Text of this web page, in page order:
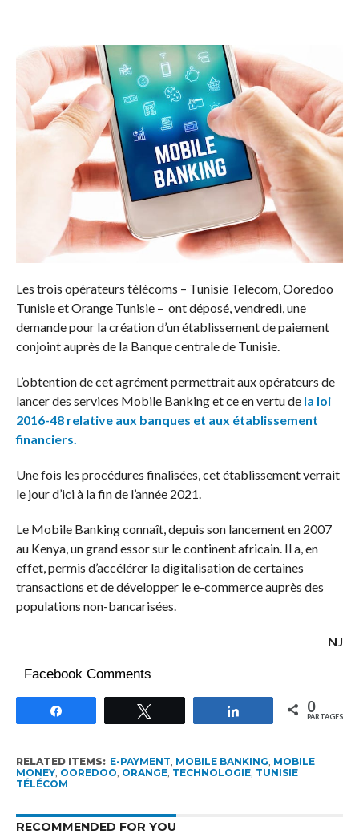
Les trois opérateurs télécoms – Tunisie Telecom, Ooredoo
Tunisie et Orange Tunisie – ont déposé, vendredi, une
demande pour la création d’un établissement de paiement
conjoint auprès de la Banque centrale de Tunisie.
L’obtention de cet agrément permettrait aux opérateurs de
lancer des services Mobile Banking et ce en vertu de la loi
2016-48 relative aux banques et aux établissement
financiers.
Une fois les procédures finalisées, cet établissement verrait
le jour d’ici à la fin de l’année 2021.
Le Mobile Banking connaît, depuis son lancement en 2007
au Kenya, un grand essor sur le continent africain. Il a, en
effet, permis d’accélérer la digitalisation de certaines
transactions et de développer le e-commerce auprès des
populations non-bancarisées.
NJ
Facebook Comments
Partagez 0
PARTAGES
RELATED ITEMS: E-PAYMENT, MOBILE BANKING, MOBILE
MONEY, OOREDOO, ORANGE, TECHNOLOGIE, TUNISIE
TÉLÉCOM
RECOMMENDED FOR YOU